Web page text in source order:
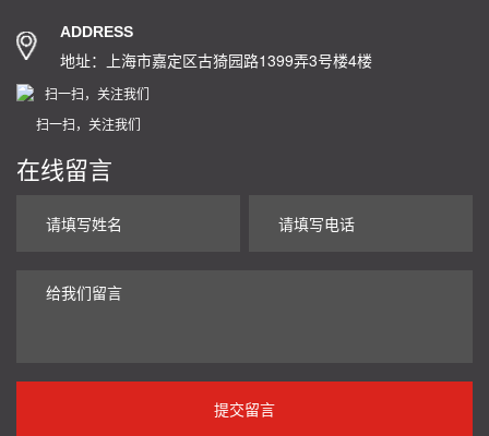
ADDRESS
地址：上海市嘉定区古猗园路1399弄3号楼4楼
扫一扫，关注我们
在线留言